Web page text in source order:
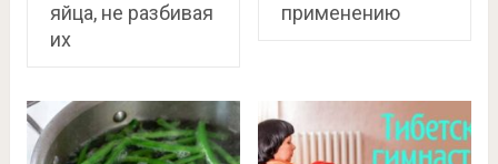
яйца, не разбивая
их
применению